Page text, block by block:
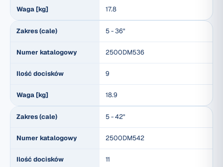
Waga [kg] 17.8
Zakres (cale) 5 - 36"
Numer katalogowy 2500DM536
Ilość docisków 9
Waga [kg] 18.9
Zakres (cale) 5 - 42"
Numer katalogowy 2500DM542
Ilość docisków 11